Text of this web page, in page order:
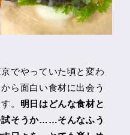
でやっていた頃と変わ
ら面白い食材に出会う
。 明日はどんな食材と
試そうか……そんなふう